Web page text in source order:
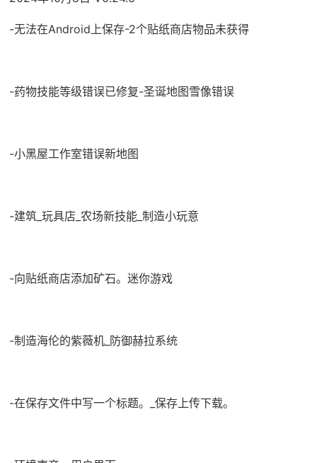
-无法在Android上保存-2个贴纸商店物品未获得
-药物技能等级错误已修复-圣诞地图雪像错误
-小黑屋工作室错误新地图
-建筑_玩具店_农场新技能_制造小玩意
-向贴纸商店添加矿石。迷你游戏
-制造海伦的紫薇机_防御赫拉系统
-在保存文件中写一个标题。_保存上传下载。